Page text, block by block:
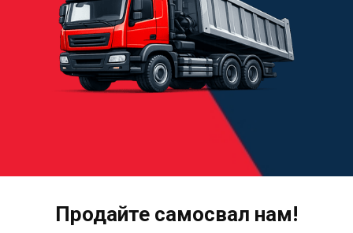
Продайте самосвал нам!